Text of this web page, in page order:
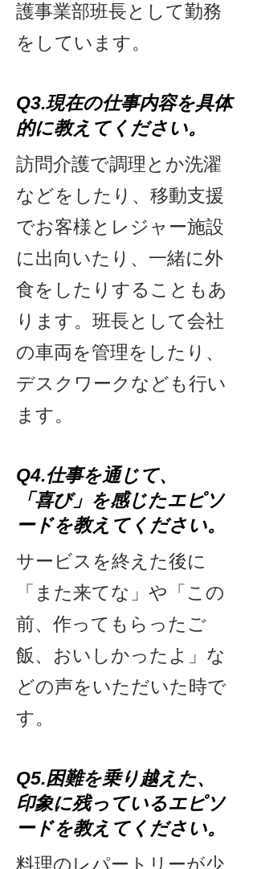
護事業部班長として勤務
をしています。
Q3.現在の仕事内容を具体
的に教えてください。
訪問介護で調理とか洗濯
などをしたり、移動支援
でお客様とレジャー施設
に出向いたり、一緒に外
食をしたりすることもあ
ります。班長として会社
の車両を管理をしたり、
デスクワークなども行い
ます。
Q4.仕事を通じて、
「喜び」を感じたエピソ
ードを教えてください。
サービスを終えた後に
「また来てな」や「この
前、作ってもらったご
飯、おいしかったよ」な
どの声をいただいた時で
す。
Q5.困難を乗り越えた、
印象に残っているエピソ
ードを教えてください。
​料理のレパートリーが少